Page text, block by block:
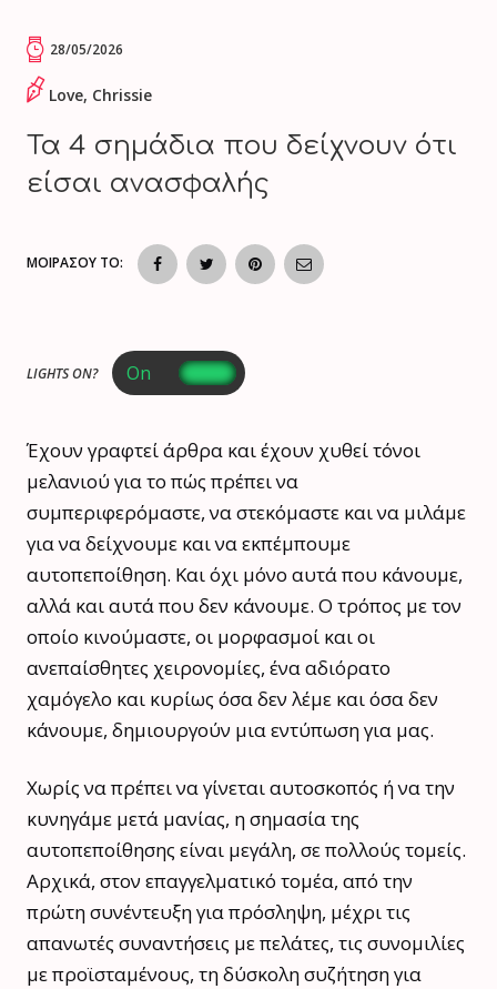
28/05/2026
Love, Chrissie
Τα 4 σημάδια που δείχνουν ότι
είσαι ανασφαλής
ΜΟΙΡΑΣΟΥ ΤΟ:
LIGHTS ON?
Έχουν γραφτεί άρθρα και έχουν χυθεί τόνοι
μελανιού για το πώς πρέπει να
συμπεριφερόμαστε, να στεκόμαστε και να μιλάμε
για να δείχνουμε και να εκπέμπουμε
αυτοπεποίθηση. Και όχι μόνο αυτά που κάνουμε,
αλλά και αυτά που δεν κάνουμε. Ο τρόπος με τον
οποίο κινούμαστε, οι μορφασμοί και οι
ανεπαίσθητες χειρονομίες, ένα αδιόρατο
χαμόγελο και κυρίως όσα δεν λέμε και όσα δεν
κάνουμε, δημιουργούν μια εντύπωση για μας.
Χωρίς να πρέπει να γίνεται αυτοσκοπός ή να την
κυνηγάμε μετά μανίας, η σημασία της
αυτοπεποίθησης είναι μεγάλη, σε πολλούς τομείς.
Αρχικά, στον επαγγελματικό τομέα, από την
πρώτη συνέντευξη για πρόσληψη, μέχρι τις
απανωτές συναντήσεις με πελάτες, τις συνομιλίες
με προϊσταμένους, τη δύσκολη συζήτηση για